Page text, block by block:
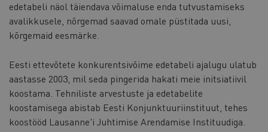
edetabeli näol täiendava võimaluse enda tutvustamiseks
avalikkusele, nõrgemad saavad omale püstitada uusi,
kõrgemaid eesmärke.
Eesti ettevõtete konkurentsivõime edetabeli ajalugu ulatub
aastasse 2003, mil seda pingerida hakati meie initsiatiivil
koostama. Tehniliste arvestuste ja edetabelite
koostamisega abistab Eesti Konjunktuuriinstituut, tehes
koostööd Lausanne'i Juhtimise Arendamise Instituudiga.